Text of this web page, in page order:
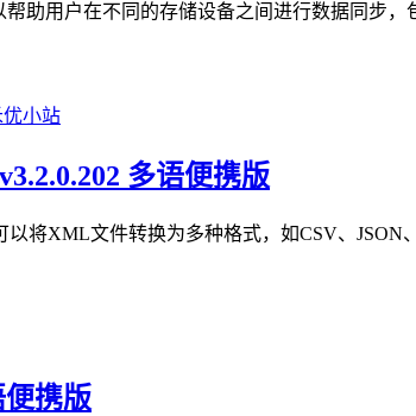
助用户在不同的存储设备之间进行数据同步
多语便携版
将XML文件转换为多种格式，如CSV、
携版